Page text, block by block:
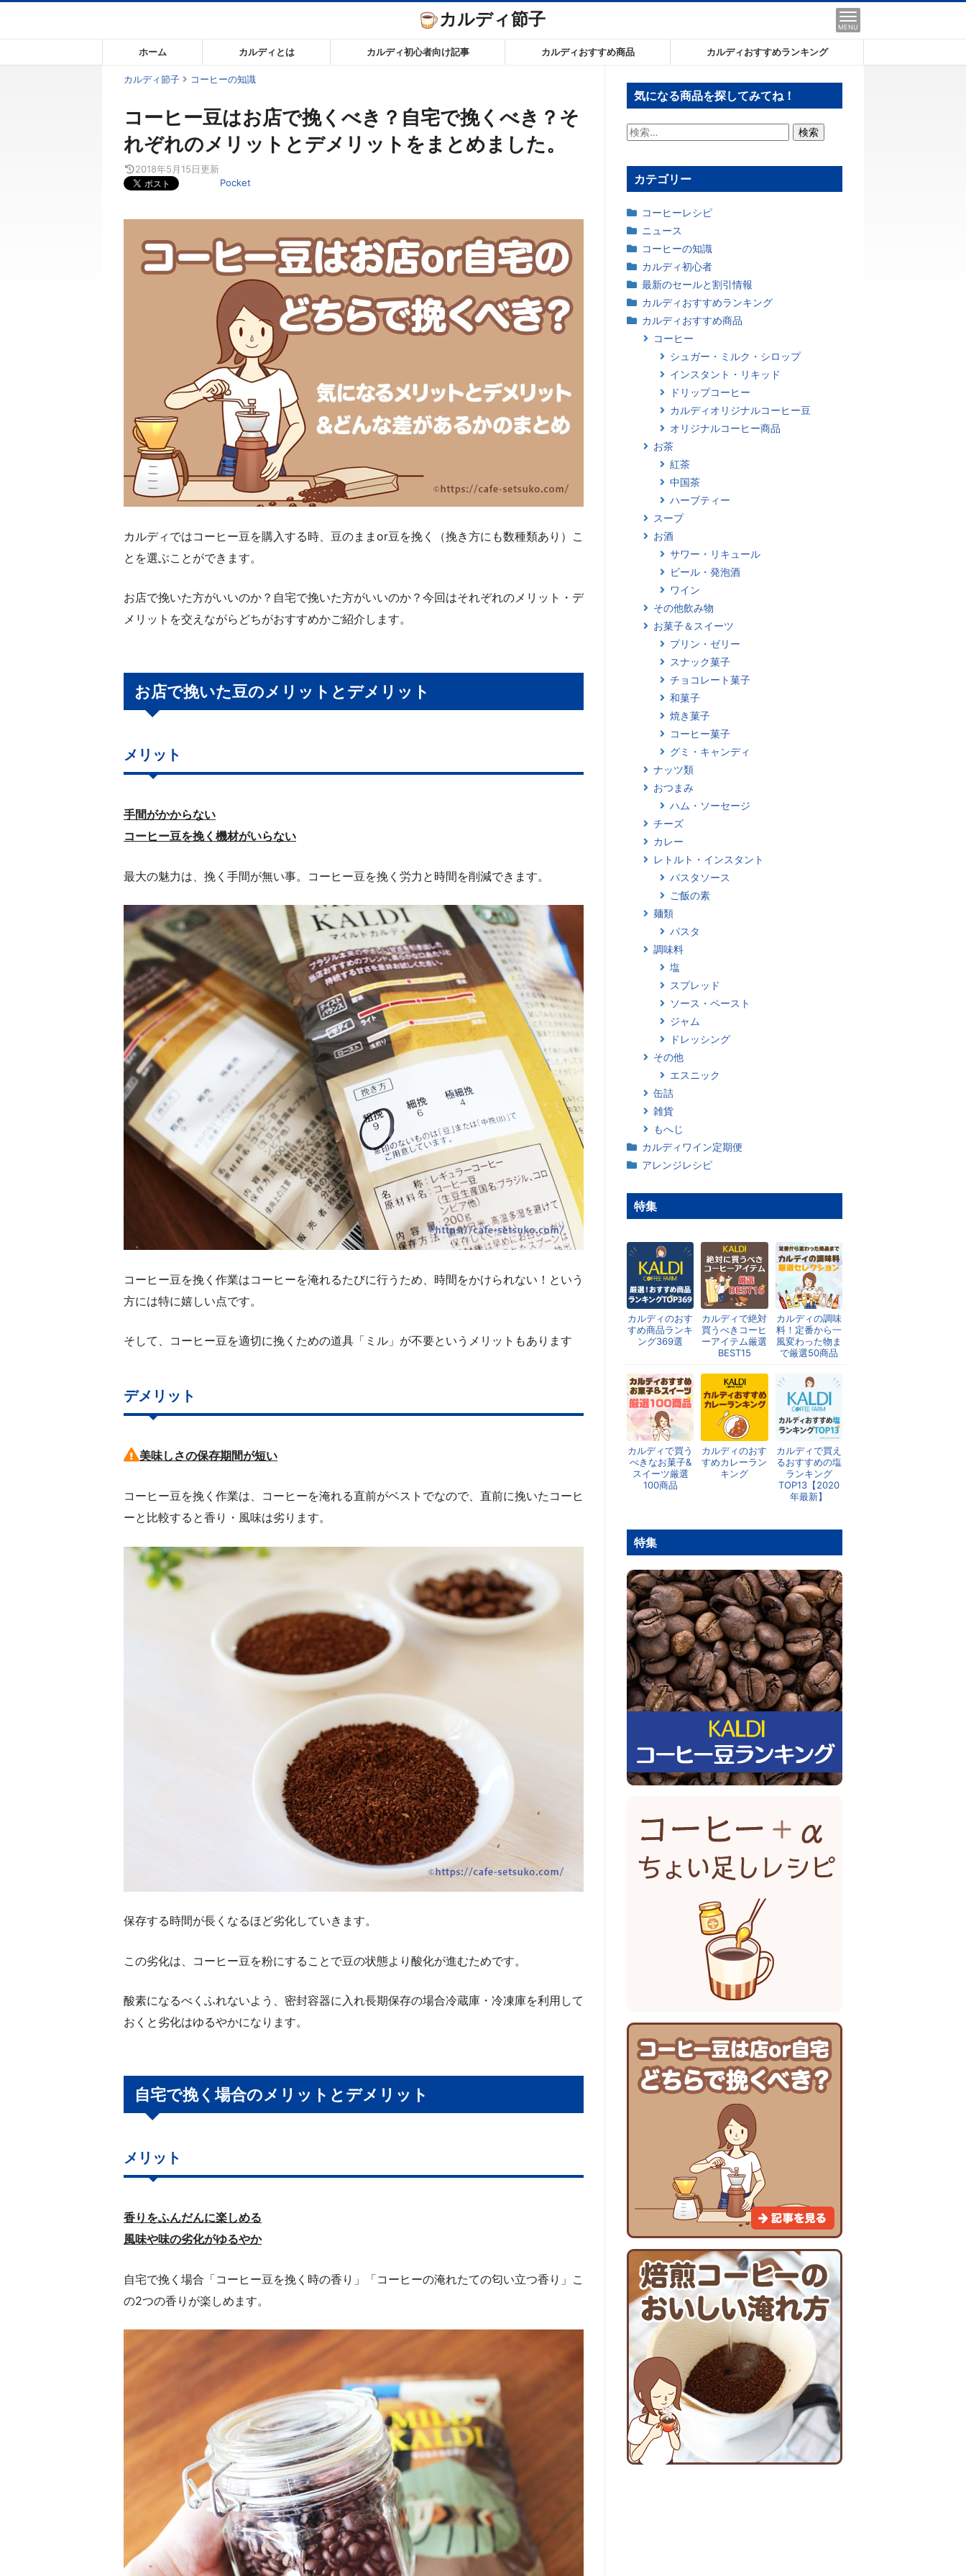
ン
カルディ節子 MENU
ホーム カルディとは カルディ初心者向け記事 カルディおすすめ商品 カルディおすすめランキング
カルディ節子 コーヒーの知識
コーヒー豆はお店で挽くべき？自宅で挽くべき？そ
れぞれのメリットとデメリットをまとめました。
2018年5月15日更新
Pocket
カルディではコーヒー豆を購入する時、豆のままor豆を挽く（挽き方にも数種類あり）こ
とを選ぶことができます。
お店で挽いた方がいいのか？自宅で挽いた方がいいのか？今回はそれぞれのメリット・デ
メリットを交えながらどちがおすすめかご紹介します。
お店で挽いた豆のメリットとデメリット
メリット
手間がかからない
コーヒー豆を挽く機材がいらない
最大の魅力は、挽く手間が無い事。コーヒー豆を挽く労力と時間を削減できます。
コーヒー豆を挽く作業はコーヒーを淹れるたびに行うため、時間をかけられない！という
方には特に嬉しい点です。
そして、コーヒー豆を適切に挽くための道具「ミル」が不要というメリットもあります
デメリット
美味しさの保存期間が短い
コーヒー豆を挽く作業は、コーヒーを淹れる直前がベストでなので、直前に挽いたコーヒ
ーと比較すると香り・風味は劣ります。
保存する時間が長くなるほど劣化していきます。
この劣化は、コーヒー豆を粉にすることで豆の状態より酸化が進むためです。
酸素になるべくふれないよう、密封容器に入れ長期保存の場合冷蔵庫・冷凍庫を利用して
おくと劣化はゆるやかになります。
自宅で挽く場合のメリットとデメリット
メリット
香りをふんだんに楽しめる
風味や味の劣化がゆるやか
自宅で挽く場合「コーヒー豆を挽く時の香り」「コーヒーの淹れたての匂い立つ香り」こ
の2つの香りが楽しめます。
気になる商品を探してみてね！
検
カテゴリー
コーヒーレシピ
ニュース
コーヒーの知識
カルディ初心者
最新のセールと割引情報
カルディおすすめランキング
カルディおすすめ商品
コーヒー
シュガー・ミルク・シロップ
インスタント・リキッド
ドリップコーヒー
カルディオリジナルコーヒー豆
オリジナルコーヒー商品
お茶
紅茶
中国茶
ハーブティー
スープ
お酒
サワー・リキュール
ビール・発泡酒
ワイン
その他飲み物
お菓子＆スイーツ
プリン・ゼリー
スナック菓子
チョコレート菓子
和菓子
焼き菓子
コーヒー菓子
グミ・キャンディ
ナッツ類
おつまみ
ハム・ソーセージ
チーズ
カレー
レトルト・インスタント
パスタソース
ご飯の素
麺類
パスタ
調味料
塩
スプレッド
ソース・ペースト
ジャム
ドレッシング
その他
エスニック
缶詰
雑貨
もへじ
カルディワイン定期便
アレンジレシピ
特集
カルディのおす
すめ商品ランキ
ング369選
カルディで絶対
買うべきコーヒ
ーアイテム厳選
BEST15
カルディの調味
料！定番から一
風変わった物ま
で厳選50商品
カルディで買う
べきなお菓子&
スイーツ厳選
100商品
カルディのおす
すめカレーラン
キング
カルディで買え
るおすすめの塩
ランキング
TOP13【2020
年最新】
特集